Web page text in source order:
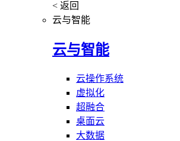
< 返回
云与智能
云与智能
云操作系统
虚拟化
超融合
桌面云
大数据